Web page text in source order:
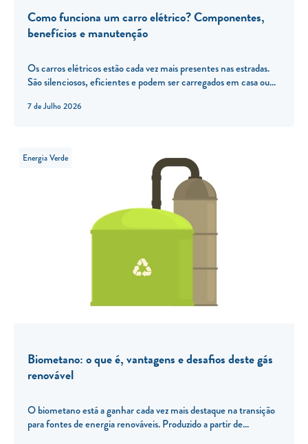
7 de Julho 2026
Como funciona um carro elétrico? Componentes,
benefícios e manutenção
Os carros elétricos estão cada vez mais presentes nas estradas.
São silenciosos, eficientes e podem ser carregados em casa ou...
Energia Verde
Biometano: o que é, vantagens e desafios deste gás
renovável
O biometano está a ganhar cada vez mais destaque na transição
para fontes de energia renováveis. Produzido a partir de...